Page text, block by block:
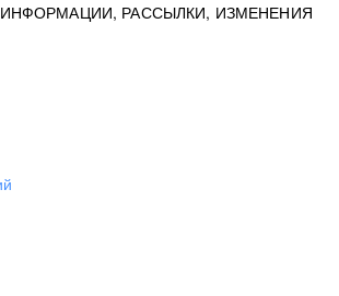
ИНФОРМАЦИИ, РАССЫЛКИ, ИЗМЕНЕНИЯ